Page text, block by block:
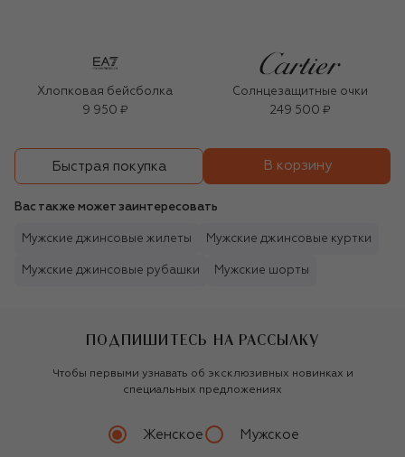
Хлопковая бейсболка
9 950 ₽
Солнцезащитные очки
249 500 ₽
Быстрая покупка В корзину
Вас также может заинтересовать
Мужские джинсовые жилеты Мужские джинсовые куртки
Мужские джинсовые рубашки Мужские шорты
ПОДПИШИТЕСЬ НА РАССЫЛКУ
Чтобы первыми узнавать об эксклюзивных новинках и
специальных предложениях
Женское Мужское